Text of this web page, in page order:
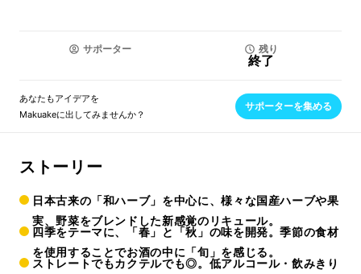
サポーター 残り
終了
あなたもアイデアを
Makuakeに出してみませんか？
サポーターを集める
ストーリー
日本古来の「和ハーブ」を中心に、様々な国産ハーブや果
実、野菜をブレンドした新感覚のリキュール。
四季をテーマに、「春」と「秋」の味を開発。季節の食材
を使用することでお酒の中に「旬」を感じる。
ストレートでもカクテルでも◎。低アルコール・飲みきり